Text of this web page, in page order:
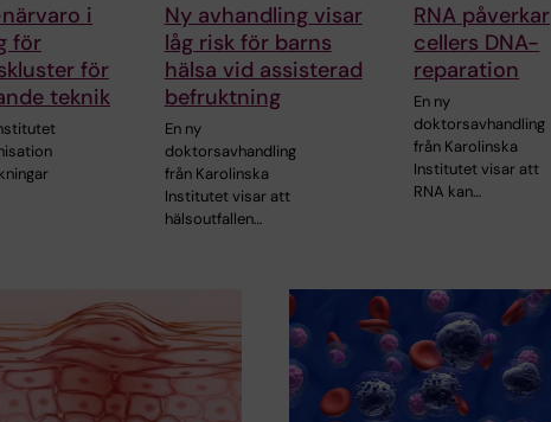
i
för
för
teknik
Ny avhandling visar
låg risk för barns
hälsa vid assisterad
befruktning
En ny
doktorsavhandling
från Karolinska
Institutet visar att
hälsoutfallen…
RNA påverkar
cellers DNA-
reparation
En ny
doktorsavhandling
från Karolinska
Institutet visar att
RNA kan…